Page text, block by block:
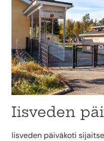
Iisveden
Iisveden päiväkoti